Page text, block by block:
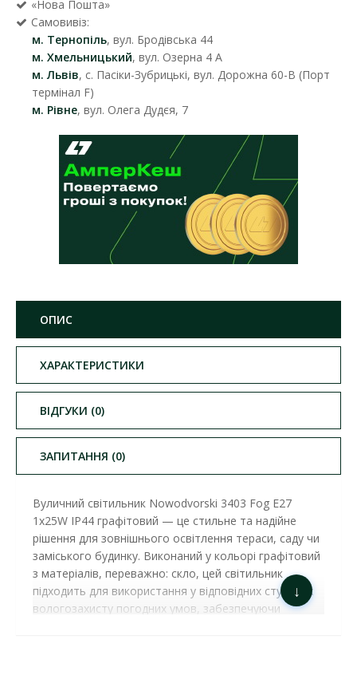
«Нова Пошта»
Самовивіз:
м. Тернопіль, вул. Бродівська 44
м. Хмельницький, вул. Озерна 4 А
м. Львів, с. Пасіки-Зубрицькі, вул. Дорожна 60-В (Порт
термінал F)
м. Рівне, вул. Олега Дудєя, 7
ОПИС
ХАРАКТЕРИСТИКИ
ВІДГУКИ (0)
ЗАПИТАННЯ (0)
Вуличний світильник Nowodvorski 3403 Fog E27
1x25W IP44 графітовий — це стильне та надійне
рішення для зовнішнього освітлення тераси, саду чи
заміського будинку. Виконаний у кольорі графітовий
з матеріалів, переважно: скло, цей світильник
підходить для використання у відповідних ступенях
вологозахисту погодних умов, забезпечуючи
↓